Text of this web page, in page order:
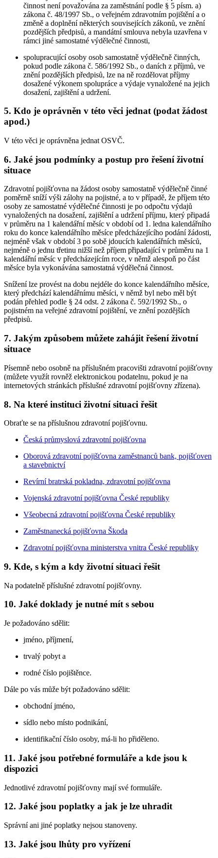
činnost není považována za zaměstnání podle § 5 písm. a)
zákona č. 48/1997 Sb., o veřejném zdravotním pojištění a o
změně a doplnění některých souvisejících zákonů, ve znění
pozdějších předpisů, a mandátní smlouva nebyla uzavřena v
rámci jiné samostatné výdělečné činnosti,
spolupracující osoby osob samostatně výdělečně činných,
pokud podle zákona č. 586/1992 Sb., o daních z příjmů, ve
znění pozdějších předpisů, lze na ně rozdělovat příjmy
dosažené výkonem spolupráce a výdaje vynaložené na jejich
dosažení, zajištění a udržení.
5. Kdo je oprávněn v této věci jednat (podat žádost
apod.)
V této věci je oprávněna jednat OSVČ.
6. Jaké jsou podmínky a postup pro řešení životní
situace
Zdravotní pojišťovna na žádost osoby samostatně výdělečně činné
poměrně sníží výši zálohy na pojistné, a to v případě, že příjem této
osoby ze samostatné výdělečné činnosti je po odpočtu výdajů
vynaložených na dosažení, zajištění a udržení příjmu, který připadá
v průměru na 1 kalendářní měsíc v období od 1. ledna kalendářního
roku do konce kalendářního měsíce předcházejícího podání žádosti,
nejméně však v období 3 po sobě jdoucích kalendářních měsíců,
nejméně o jednu třetinu nižší než příjem připadající v průměru na 1
kalendářní měsíc v předcházejícím roce, v němž alespoň po část
měsíce byla vykonávána samostatná výdělečná činnost.
Snížení lze provést na dobu nejdéle do konce kalendářního měsíce,
který předchází kalendářnímu měsíci, v němž byl nebo měl být
podán přehled podle § 24 odst. 2 zákona č. 592/1992 Sb., o
pojistném na veřejné zdravotní pojištění, ve znění pozdějších
předpisů.
7. Jakým způsobem můžete zahájit řešení životní
situace
Písemně nebo osobně na příslušném pracovišti zdravotní pojišťovny
(můžete využít rovněž elektronickou podatelnu, pokud je na
internetových stránkách příslušné zdravotní pojišťovny zřízena).
8. Na které instituci životní situaci řešit
Obraťte se na příslušnou zdravotní pojišťovnu.
Česká průmyslová zdravotní pojišťovna
Oborová zdravotní pojišťovna zaměstnanců bank, pojišťoven
a stavebnictví
Revírní bratrská pokladna, zdravotní pojišťovna
Vojenská zdravotní pojišťovna České republiky
Všeobecná zdravotní pojišťovna České republiky
Zaměstnanecká pojišťovna Škoda
Zdravotní pojišťovna ministerstva vnitra České republiky
9. Kde, s kým a kdy životní situaci řešit
Na podatelně příslušné zdravotní pojišťovny.
10. Jaké doklady je nutné mít s sebou
Je požadováno sdělit:
jméno, příjmení,
trvalý pobyt a
rodné číslo pojištěnce.
Dále po vás může být požadováno sdělit:
obchodní jméno,
sídlo nebo místo podnikání,
identifikační číslo osoby, má-li ho přiděleno.
11. Jaké jsou potřebné formuláře a kde jsou k
dispozici
Jednotlivé zdravotní pojišťovny mají své formuláře.
12. Jaké jsou poplatky a jak je lze uhradit
Správní ani jiné poplatky nejsou stanoveny.
13. Jaké jsou lhůty pro vyřízení